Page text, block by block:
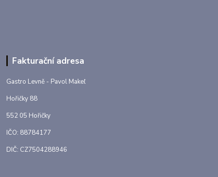
Fakturační adresa
Gastro Levně - Pavol Makeľ
Hořičky 88
552 05 Hořičky
IČO: 88784177
DIČ: CZ7504288946